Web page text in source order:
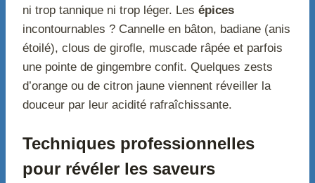
ni trop tannique ni trop léger. Les épices
incontournables ? Cannelle en bâton, badiane (anis
étoilé), clous de girofle, muscade râpée et parfois
une pointe de gingembre confit. Quelques zests
d’orange ou de citron jaune viennent réveiller la
douceur par leur acidité rafraîchissante.
Techniques professionnelles
pour révéler les saveurs